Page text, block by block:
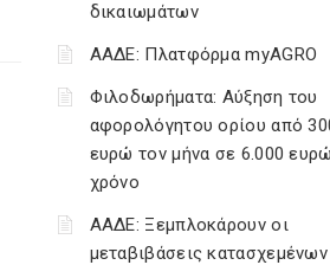
δικαιωμάτων
ΑΑΔΕ: Πλατφόρμα myAGRO
Φιλοδωρήματα: Αύξηση του
αφορολόγητου ορίου από
ευρώ τον μήνα σε 6.000
χρόνο
ΑΑΔΕ: Ξεμπλοκάρουν οι
μεταβιβάσεις κατασχεμένων